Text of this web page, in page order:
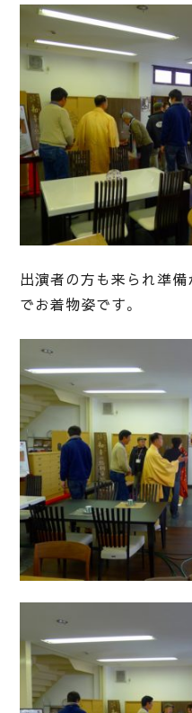
出演者の方も来られ準備
でお着物姿です。